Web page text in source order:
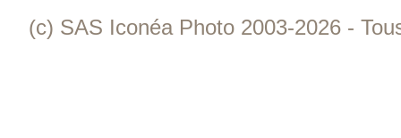
(c) SAS Iconéa Photo 2003-2026 -